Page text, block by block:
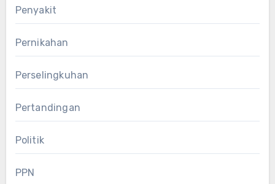
Penyakit
Pernikahan
Perselingkuhan
Pertandingan
Politik
PPN